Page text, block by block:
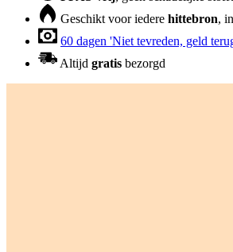
Geschikt voor iedere hittebron,
60 dagen 'Niet tevreden, geld
Altijd gratis bezorgd